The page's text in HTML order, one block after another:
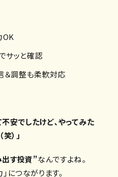
OK
サッと確認
＆調整も柔軟対応
安でしたけど、やってみた
）」
す投資”なんですよね。
につながります。